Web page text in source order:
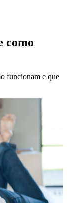
como
funcionam e que